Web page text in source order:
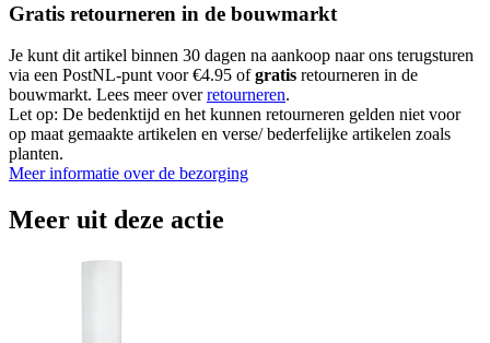
Gratis retourneren in de bouwmarkt
Je kunt dit artikel binnen 30 dagen na aankoop naar ons terugsturen
via een PostNL-punt voor €4.95 ofgratis retourneren in de
bouwmarkt. Lees meer overretourneren.
Let op: De bedenktijd en het kunnen retourneren gelden niet voor
op maat gemaakte artikelen en verse/ bederfelijke artikelen zoals
planten.
Meer informatie over de bezorging
Meer uit deze actie